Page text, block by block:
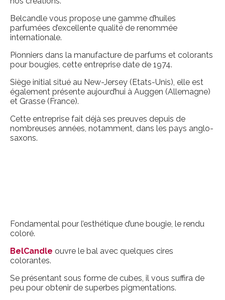
Belcandle vous propose une gamme d’huiles
parfumées d’excellente qualité de renommée
internationale.
Pionniers dans la manufacture de parfums et colorants
pour bougies, cette entreprise date de 1974.
Siège initial situé au New-Jersey (Etats-Unis), elle est
également présente aujourd’hui à Auggen (Allemagne)
et Grasse (France).
Cette entreprise fait déjà ses preuves depuis de
nombreuses années, notamment, dans les pays anglo-
saxons.
Fondamental pour l’esthétique d’une bougie, le rendu
coloré.
BelCandle ouvre le bal avec quelques cires
colorantes.
Se présentant sous forme de cubes, il vous suffira de
peu pour obtenir de superbes pigmentations.